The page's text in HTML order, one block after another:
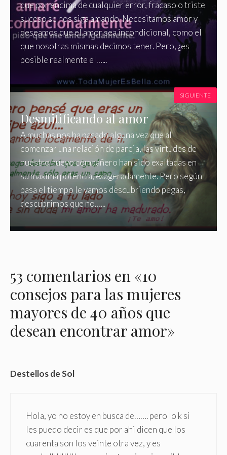
que por encima de cualquier error, fracaso o triste
suceso se nos siga amando. Necesitamos amor y
deseamos que el amor sea incondicional, como el
que nosotras mismas decimos tener. Pero, ¿es
posible realmente el…...
Desmitificando al amor
A muchas nos ha pasado alguna vez que al
comenzar una relación de pareja, las virtudes de
nuestro nuevo compañero han sido exaltadas en
su máxima potencia, exageradamente. Pero según
pasa el tiempo le vamos descubriendo pegas,
descubrimos que no…...
SIGUIENTE
53 comentarios en «10
consejos para las mujeres
mayores de 40 años que
desean encontrar amor»
Destellos de Sol
Hola, yo no estoy en busca de……. pero lo k si
les puedo decir es que por ahi dicen que los
cuarenta son los veinte otra vez, y es